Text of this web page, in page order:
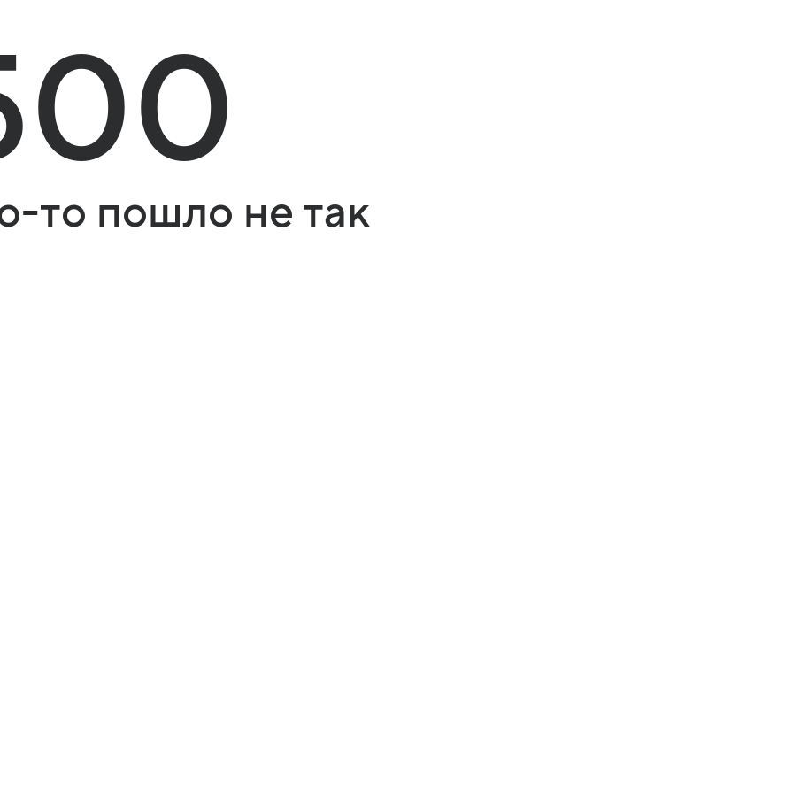
то пошло не так